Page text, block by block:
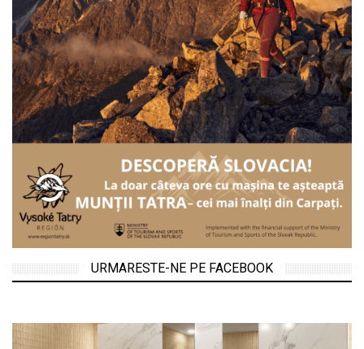
URMARESTE-NE PE FACEBOOK